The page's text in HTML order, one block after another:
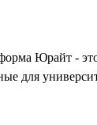
Юрайт -
для